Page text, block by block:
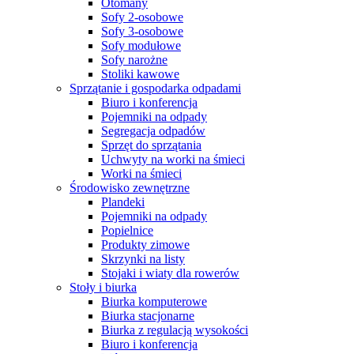
Sofy 2-osobowe
Sofy 3-osobowe
Sofy modułowe
Sofy narożne
Stoliki kawowe
Sprzątanie i gospodarka odpadami
Biuro i konferencja
Pojemniki na odpady
Segregacja odpadów
Sprzęt do sprzątania
Uchwyty na worki na śmieci
Worki na śmieci
Środowisko zewnętrzne
Plandeki
Pojemniki na odpady
Popielnice
Produkty zimowe
Skrzynki na listy
Stojaki i wiaty dla rowerów
Stoły i biurka
Biurka komputerowe
Biurka stacjonarne
Biurka z regulacją wysokości
Biuro i konferencja